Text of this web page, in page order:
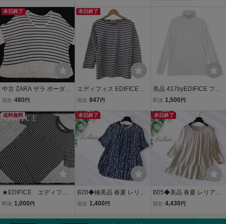
ー×ホワイト 3L
チュニック レディース 未
本日終了
中古 ZARA ザラ ボーダー
カットソー Tシャツ オ
袖裾異素材
現在 480 円
本日終了
エディフィス EDIFICE 七
分袖カットソー サイズ42
ルーネック/ボーダー トッ
プス
現在 847 円
美品 417byEDIFICE フォ
ーワンセブンバイエディ
ック 長袖 トップス
即決 1,500 円
送料無料
★EDIFICE エディフィ
ス 切替ボーダーカット
即決 1,000 円
本日終了
B28◆極美品 春夏 レリア
ン Leilian プラスハウス
L ゆったり 薄手 涼しい 花
現在 1,400 円
本日終了
B05◆美品 春夏 レリアン
Leilian プラスハウス 大き
ったり メランジ ストライ
現在 4,430 円